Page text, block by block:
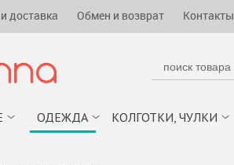
доставка Обмен и возврат Контакты
ОДЕЖДА КОЛГОТКИ, ЧУЛКИ